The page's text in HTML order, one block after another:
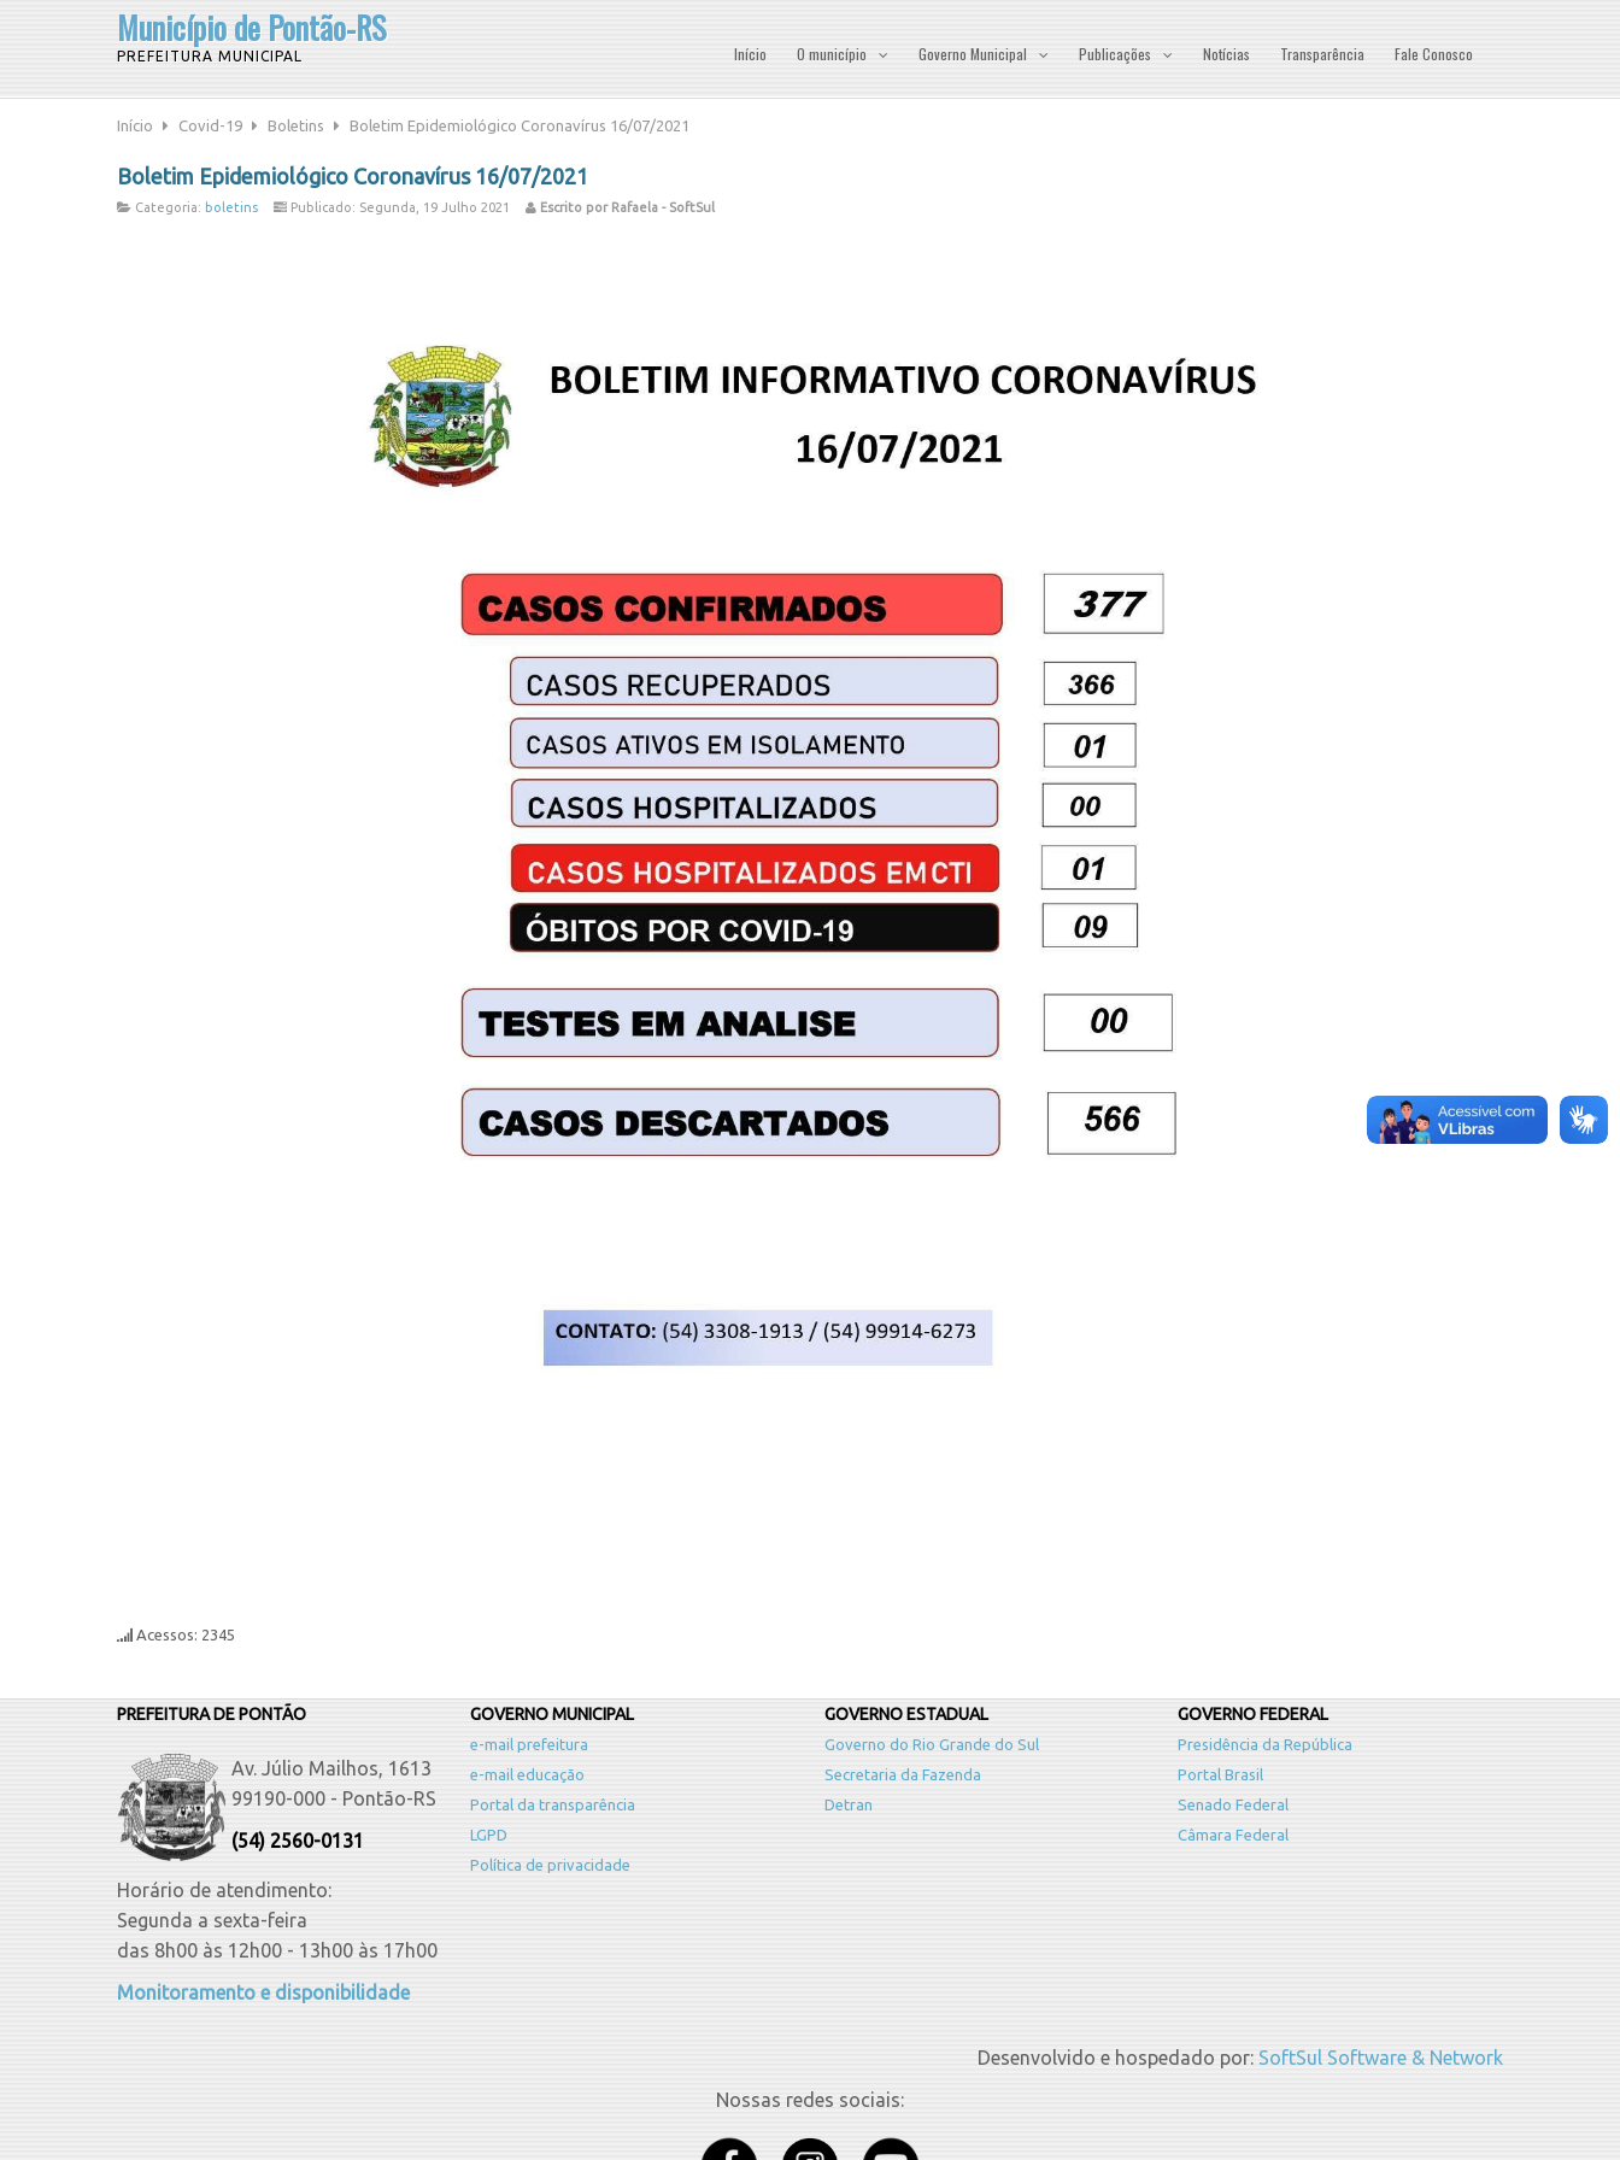
Município de Pontão-RS
PREFEITURA MUNICIPAL Início O município Governo Municipal Publicações Notícias Transparência Fale Conosco
Início Covid-19 Boletins Boletim Epidemiológico Coronavírus 16/07/2021
Boletim Epidemiológico Coronavírus 16/07/2021
Categoria: boletins Publicado: Segunda, 19 Julho 2021 Escrito por Rafaela - SoftSul
Acessos: 2345
PREFEITURA DE PONTÃO
Av. Júlio Mailhos, 1613
99190-000 - Pontão-RS
(54) 2560-0131
Horário de atendimento:
Segunda a sexta-feira
das 8h00 às 12h00 - 13h00 às 17h00
Monitoramento e disponibilidade
GOVERNO MUNICIPAL
e-mail prefeitura
e-mail educação
Portal da transparência
LGPD
Política de privacidade
GOVERNO ESTADUAL
Governo do Rio Grande do Sul
Secretaria da Fazenda
Detran
GOVERNO FEDERAL
Presidência da República
Portal Brasil
Senado Federal
Câmara Federal
Desenvolvido e hospedado por: SoftSul Software & Network
Nossas redes sociais: